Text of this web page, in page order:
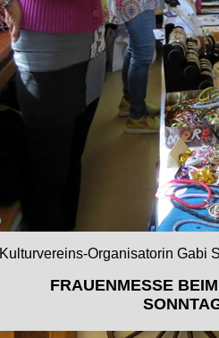
Kulturvereins-Organisatorin Gabi
FRAUENMESSE